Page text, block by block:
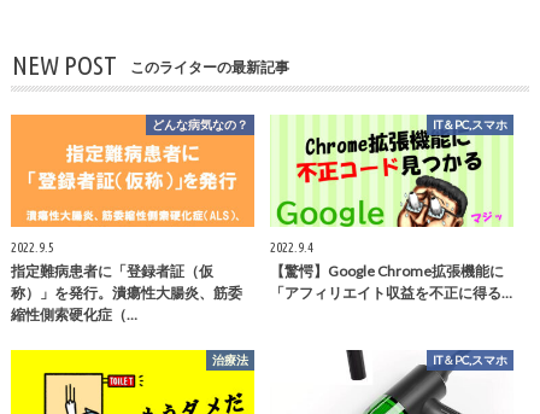
NEW POST このライターの最新記事
どんな病気なの？
2022.9.5
指定難病患者に「登録者証（仮
称）」を発行。潰瘍性大腸炎、筋委
縮性側索硬化症（…
IT＆PC,スマホ
2022.9.4
【驚愕】Google Chrome拡張機能に
「アフィリエイト収益を不正に得る…
治療法 IT＆PC,スマホ